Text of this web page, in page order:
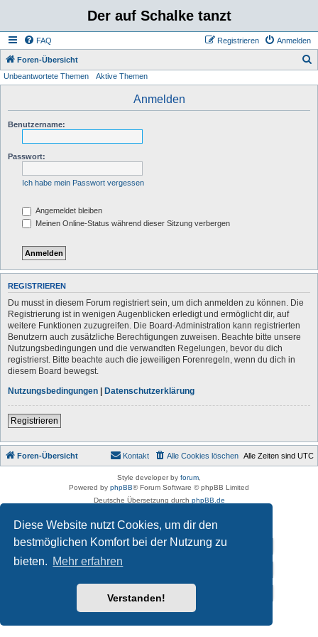
Diese Website nutzt Cookies, um dir den
bestmöglichen Komfort bei der Nutzung zu
bieten. Mehr erfahren
Verstanden!
Der auf Schalke tanzt
FAQ Anmelden
Registrieren
Foren-Übersicht
Unbeantwortete Themen Aktive Themen
Anmelden
Benutzername:
Passwort:
Ich habe mein Passwort vergessen
Angemeldet bleiben
Meinen Online-Status während dieser Sitzung verbergen
REGISTRIEREN
Du musst in diesem Forum registriert sein, um dich anmelden zu können. Die
Registrierung ist in wenigen Augenblicken erledigt und ermöglicht dir, auf
weitere Funktionen zuzugreifen. Die Board-Administration kann registrierten
Benutzern auch zusätzliche Berechtigungen zuweisen. Beachte bitte unsere
Nutzungsbedingungen und die verwandten Regelungen, bevor du dich
registrierst. Bitte beachte auch die jeweiligen Forenregeln, wenn du dich in
diesem Board bewegst.
Nutzungsbedingungen | Datenschutzerklärung
Registrieren
Foren-Übersicht Alle Zeiten sind UTC
Alle Cookies löschen
Kontakt
Style developer by forum
Powered by phpBB® Forum Software © phpBB Limited
Deutsche Übersetzung durch phpBB.de
Impressum
Vereins-Homepage von „Der auf Schalke tanzt e.V.”